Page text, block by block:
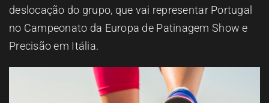
deslocação do grupo, que vai representar Portugal
no Campeonato da Europa de Patinagem Show e
Precisão em Itália.